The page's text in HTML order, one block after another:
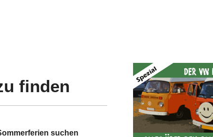
finden
suchen